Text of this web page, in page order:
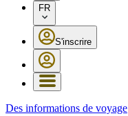
FR
S'inscrire
Des informations de voyage